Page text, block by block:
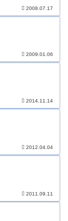
2008.07.17
2009.01.06
2014.11.14
2012.04.04
2011.09.11